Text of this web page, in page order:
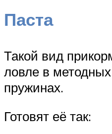
Паста
Такой вид
ловле в
пружинах.
Готовят её так: